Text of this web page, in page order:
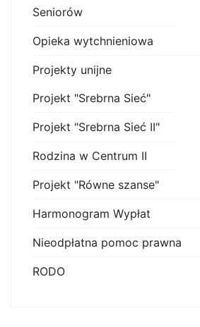
Seniorów
Opieka wytchnieniowa
Projekty unijne
Projekt "Srebrna Sieć"
Projekt "Srebrna Sieć II"
Rodzina w Centrum II
Projekt "Równe szanse"
Harmonogram Wypłat
Nieodpłatna pomoc prawna
RODO